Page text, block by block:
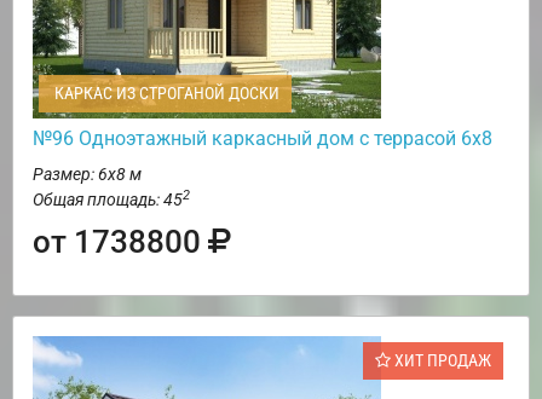
КАРКАС ИЗ СТРОГАНОЙ ДОСКИ
№96 Одноэтажный каркасный дом с террасой 6х8
Размер: 6х8 м
Общая площадь: 452
от 1738800
ХИТ ПРОДАЖ